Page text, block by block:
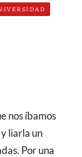
liarla un
Por una